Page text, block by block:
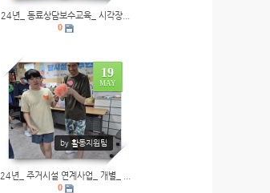
24년_ 동료상담보수교육_ 시각장...
0
19
MAY
by 활동지원팀
0
24년_ 주거시설 연계사업_ 개별_ ...
0